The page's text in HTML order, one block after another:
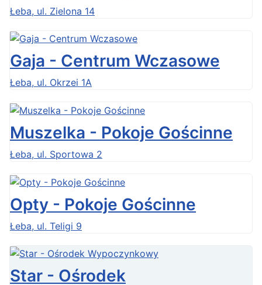
Łeba, ul. Zielona 14
Gaja - Centrum Wczasowe
Łeba, ul. Okrzei 1A
Muszelka - Pokoje Gościnne
Łeba, ul. Sportowa 2
Opty - Pokoje Gościnne
Łeba, ul. Teligi 9
Star - Ośrodek